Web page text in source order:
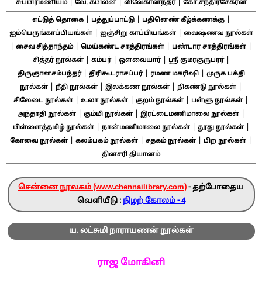
சுப்பிரமணியம்| வே. கபிலன்| விவேகானந்தர்| கோ.சந்திரசேகரன்
எட்டுத் தொகை| பத்துப்பாட்டு| பதினெண் கீழ்க்கணக்கு|
ஐம்பெருங்காப்பியங்கள்| ஐஞ்சிறு காப்பியங்கள்| வைஷ்ணவ நூல்கள்
சைவ சித்தாந்தம்| மெய்கண்ட சாத்திரங்கள் பண்டார சாத்திரங்கள்
சித்தர் நூல்கள்| கம்பர்| ஔவையார்| ஸ்ரீ குமரகுருபரர்|
திருஞானசம்பந்தர்| திரிகூடராசப்பர்| ரமண மகரிஷி|
முருக பக்தி
நூல்கள்
நீதி நூல்கள் இலக்கண நூல்கள் நிகண்டு நூல்கள்
சிலேடை நூல்கள் உலா நூல்கள் குறம் நூல்கள் பள்ளு நூல்கள்
அந்தாதி நூல்கள்| கும்மி நூல்கள்| இரட்டைமணிமாலை நூல்கள்|
பிள்ளைத்தமிழ் நூல்கள்| நான்மணிமாலை நூல்கள்| தூது நூல்கள்|
கோவை நூல்கள் கலம்பகம் நூல்கள் சதகம் நூல்கள் பிற நூல்கள்
தினசரி தியானம்
சென்னை நூலகம் (www.chennailibrary.com)- தற்போதைய
வெளியீடு : நிழற் கோலம் - 4
ய. லட்சுமி நாராயணன் நூல்கள்
ராஜ மோகினி